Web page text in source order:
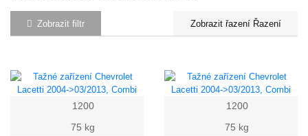
Zobrazit filtr Řazení
1200
75 kg
1200
75 kg